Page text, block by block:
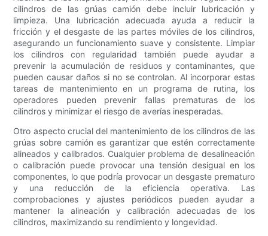
cilindros de las grúas camión debe incluir lubricación y
limpieza. Una lubricación adecuada ayuda a reducir la
fricción y el desgaste de las partes móviles de los cilindros,
asegurando un funcionamiento suave y consistente. Limpiar
los cilindros con regularidad también puede ayudar a
prevenir la acumulación de residuos y contaminantes, que
pueden causar daños si no se controlan. Al incorporar estas
tareas de mantenimiento en un programa de rutina, los
operadores pueden prevenir fallas prematuras de los
cilindros y minimizar el riesgo de averías inesperadas.
Otro aspecto crucial del mantenimiento de los cilindros de las
grúas sobre camión es garantizar que estén correctamente
alineados y calibrados. Cualquier problema de desalineación
o calibración puede provocar una tensión desigual en los
componentes, lo que podría provocar un desgaste prematuro
y una reducción de la eficiencia operativa. Las
comprobaciones y ajustes periódicos pueden ayudar a
mantener la alineación y calibración adecuadas de los
cilindros, maximizando su rendimiento y longevidad.